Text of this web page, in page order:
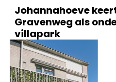
Johannahoeve
Gravenweg als
villapark